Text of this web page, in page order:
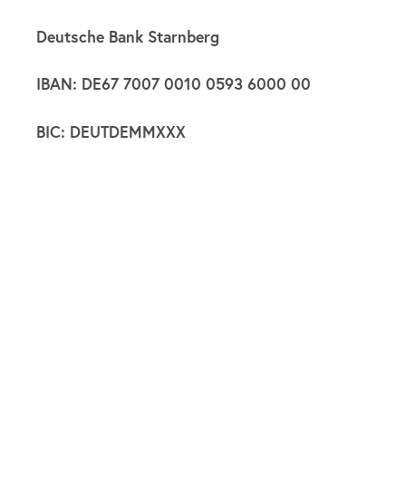
Deutsche Bank Starnberg
IBAN: DE67 7007 0010 0593 6000 00
BIC: DEUTDEMMXXX